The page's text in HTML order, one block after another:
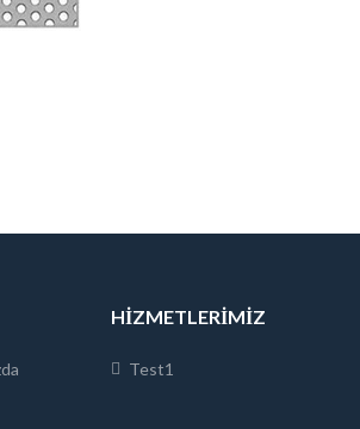
HIZMETLERIMIZ
Test1